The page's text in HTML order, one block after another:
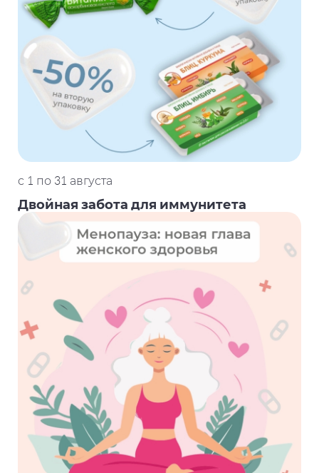
с 1 по 31 августа
Двойная забота для иммунитета